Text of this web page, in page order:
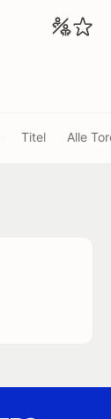
Titel Alle